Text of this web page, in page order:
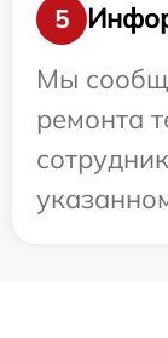
5
Мы
ремонта